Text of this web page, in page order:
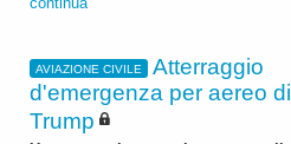
AVIAZIONE CIVILE
Atterraggio
d'emergenza per aereo di
Trump